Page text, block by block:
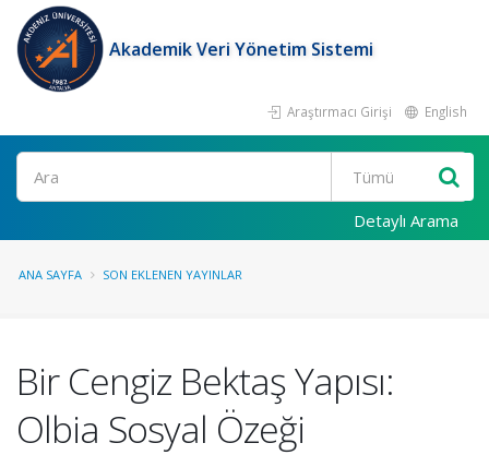
Akademik Veri Yönetim Sistemi
Araştırmacı Girişi English
Ara
Detaylı Arama
ANA SAYFA SON EKLENEN YAYINLAR
Bir Cengiz Bektaş Yapısı:
Olbia Sosyal Özeği